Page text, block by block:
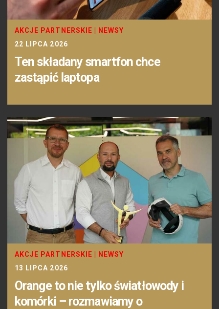
AKCJE PARTNERSKIE
NEWSY
22 LIPCA 2026
Ten składany smartfon chce
zastąpić laptopa
AKCJE PARTNERSKIE
NEWSY
13 LIPCA 2026
Orange to nie tylko światłowody i
komórki – rozmawiamy o